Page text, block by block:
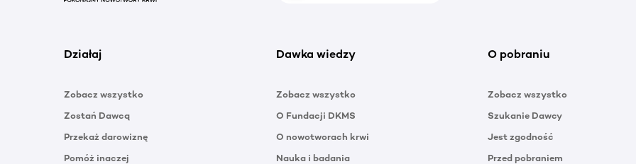
Działaj
Zobacz wszystko
Zostań Dawcą
Przekaż darowiznę
Pomóż inaczej
Dawka wiedzy
Zobacz wszystko
O Fundacji DKMS
O nowotworach krwi
Nauka i badania
O pobraniu
Zobacz wszystko
Szukanie Dawcy
Jest zgodność
Przed pobraniem